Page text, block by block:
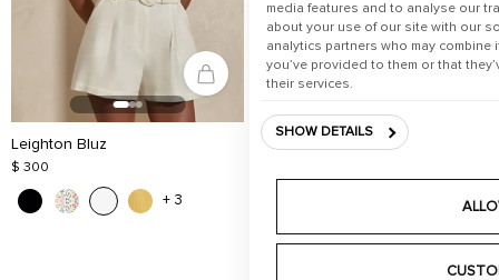
media features and to analyse our
about your use of our site with our
analytics partners who may
you’ve provided to them or that
their services.
SHOW DETAILS
Leighton Bluz
$ 300
+ 3